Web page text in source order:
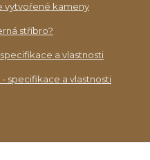
vytvořené kameny
stříbro?
a vlastnosti
specifikace a vlastnosti